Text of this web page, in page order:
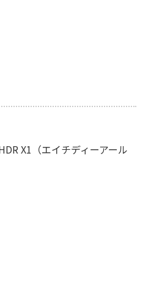
X1（エイチディーアール